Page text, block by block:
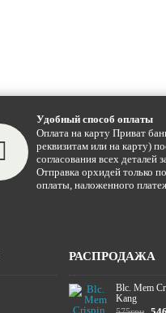
Удобный способ оплаты
Оплата на карту Приват
реквизитам или на карту)
согласования всех деталей
Отправка орхидей только
оплаты, наложенного
РАСПРОДАЖА
Blc. Mem
Kang